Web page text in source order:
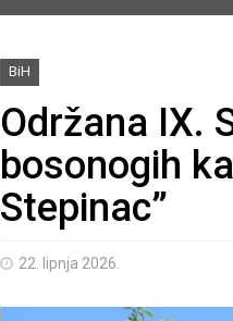
BiH
Održana IX.
bosonogih
Stepinac”
22. lipnja 2026.